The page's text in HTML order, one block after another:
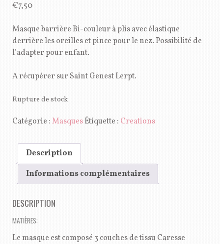
€7,50
Masque barrière Bi-couleur à plis avec élastique
derrière les oreilles et pince pour le nez. Possibilité de
l’adapter pour enfant.
A récupérer sur Saint Genest Lerpt.
Rupture de stock
Catégorie :MasquesÉtiquette : Creations
Description
Informations complémentaires
DESCRIPTION
MATIÈRES:
Le masque est composé 3 couches de tissu Caresse